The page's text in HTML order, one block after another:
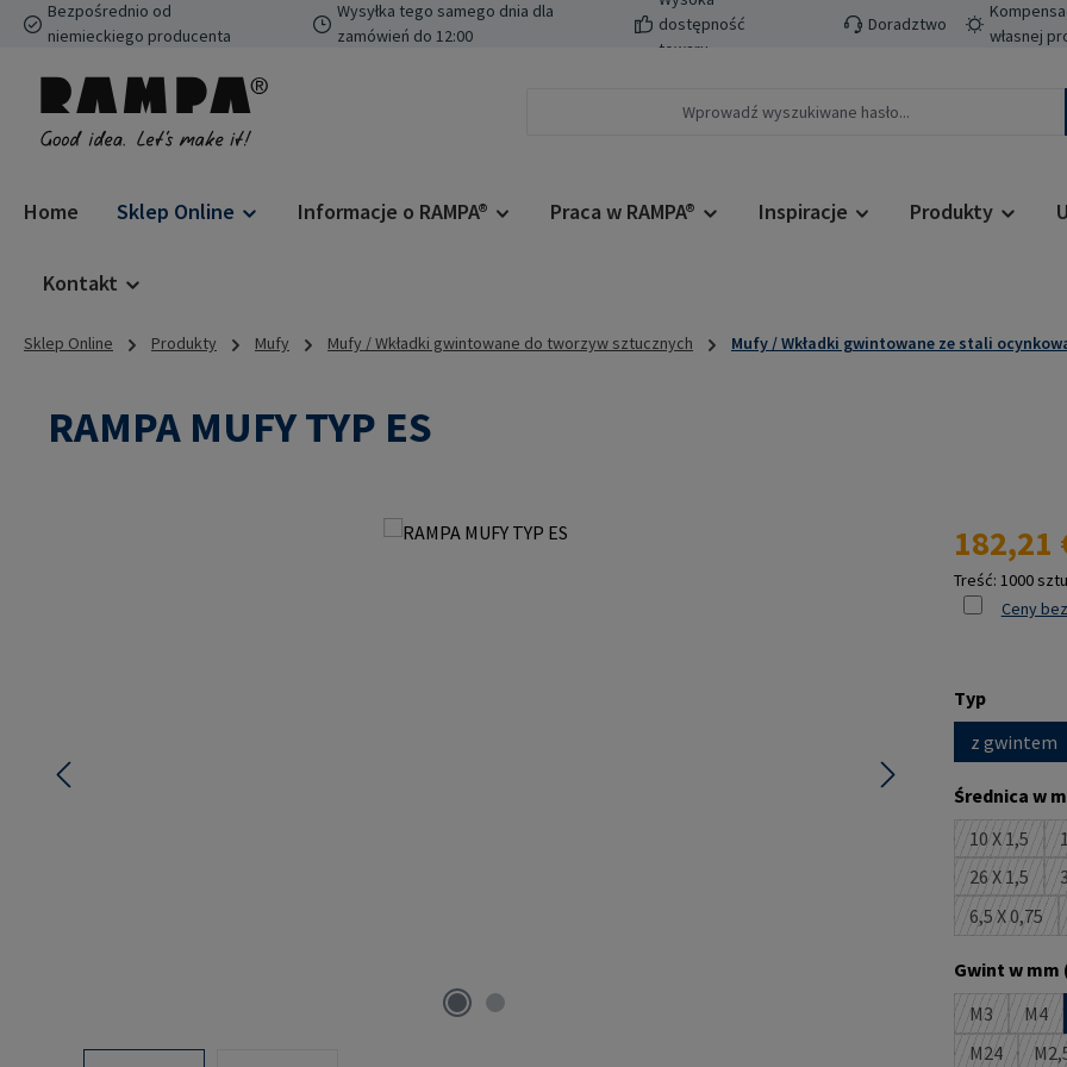
do głównej zawartości
Przejdź do wyszukiwania
Przejdź do głównej nawigacji
Bezpośrednio od
niemieckiego producenta
Wysyłka tego samego dnia dla
zamówień do 12:00
dostępność
towaru
Doradztwo
własnej
Home Sklep Online Informacje o RAMPA® Praca w RAMPA® Inspiracje Produkty
Kontakt
Sklep Online Produkty Mufy Mufy / Wkładki gwintowane do tworzyw sztucznych Mufy / Wkładki gwintowane ze stali
RAMPA MUFY TYP ES
Cena
182,21
Treść: 1000
Ceny
Wybierz
Typ
z gwintem
Wybierz
Średnica w
10 X 1,5
(Ta
26 X 1,5
(Ta
6,5 X 0,75
(Ta
Wybierz
Gwint w mm
M3
(Ta opcja
M4
(Ta
M24